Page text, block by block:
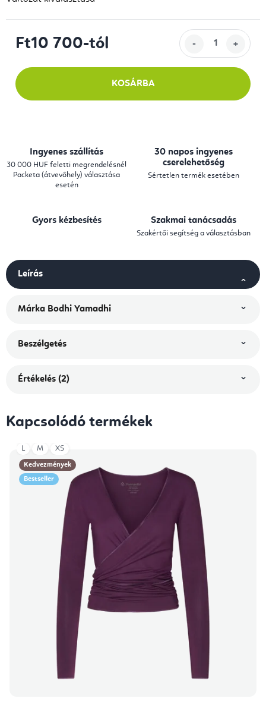
Ft10 700-tól
KOSÁRBA
Ingyenes szállítás
30 000 HUF feletti megrendelésnél
Packeta (átvevőhely) választása
esetén
30 napos ingyenes
cserelehetőség
Sértetlen termék esetében
Gyors kézbesítés Szakmai tanácsadás
Szakértői segítség a választásban
Leírás
Márka Bodhi Yamadhi
Beszélgetés
Értékelés (2)
Kapcsolódó termékek
Kedvezmények
Bestseller
L M XS